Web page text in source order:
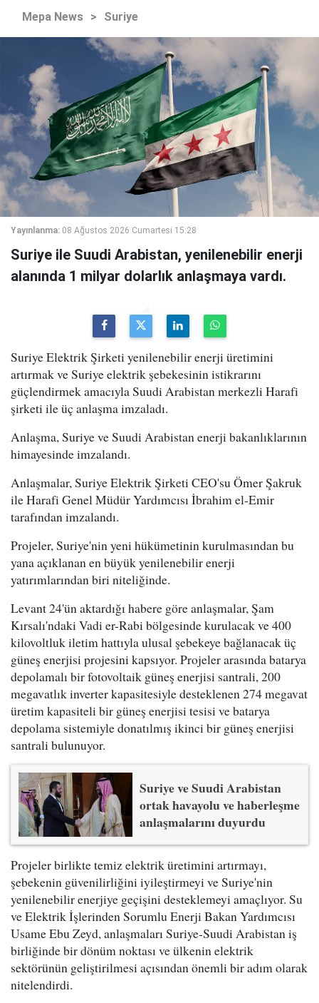
Mepa News > Suriye
Yayınlanma: 08 Ağustos 2026 Cumartesi 15:28
Suriye ile Suudi Arabistan, yenilenebilir enerji
alanında 1 milyar dolarlık anlaşmaya vardı.
Suriye Elektrik Şirketi yenilenebilir enerji üretimini
artırmak ve Suriye elektrik şebekesinin istikrarını
güçlendirmek amacıyla Suudi Arabistan merkezli Harafi
şirketi ile üç anlaşma imzaladı.
Anlaşma, Suriye ve Suudi Arabistan enerji bakanlıklarının
himayesinde imzalandı.
Anlaşmalar, Suriye Elektrik Şirketi CEO'su Ömer Şakruk
ile Harafi Genel Müdür Yardımcısı İbrahim el-Emir
tarafından imzalandı.
Projeler, Suriye'nin yeni hükümetinin kurulmasından bu
yana açıklanan en büyük yenilenebilir enerji
yatırımlarından biri niteliğinde.
Levant 24'ün aktardığı habere göre anlaşmalar, Şam
Kırsalı'ndaki Vadi er-Rabi bölgesinde kurulacak ve 400
kilovoltluk iletim hattıyla ulusal şebekeye bağlanacak üç
güneş enerjisi projesini kapsıyor. Projeler arasında batarya
depolamalı bir fotovoltaik güneş enerjisi santrali, 200
megavatlık inverter kapasitesiyle desteklenen 274 megavat
üretim kapasiteli bir güneş enerjisi tesisi ve batarya
depolama sistemiyle donatılmış ikinci bir güneş enerjisi
santrali bulunuyor.
Suriye ve Suudi Arabistan
ortak havayolu ve haberleşme
anlaşmalarını duyurdu
Projeler birlikte temiz elektrik üretimini artırmayı,
şebekenin güvenilirliğini iyileştirmeyi ve Suriye'nin
yenilenebilir enerjiye geçişini desteklemeyi amaçlıyor. Su
ve Elektrik İşlerinden Sorumlu Enerji Bakan Yardımcısı
Usame Ebu Zeyd, anlaşmaları Suriye-Suudi Arabistan iş
birliğinde bir dönüm noktası ve ülkenin elektrik
sektörünün geliştirilmesi açısından önemli bir adım olarak
nitelendirdi.